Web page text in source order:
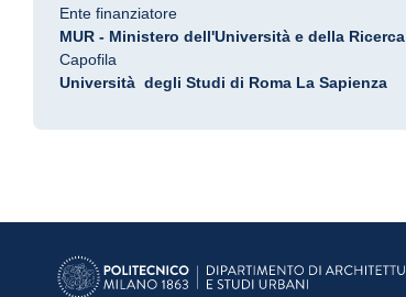
Ente finanziatore
MUR - Ministero dell'Università e della Ricerca
Capofila
Università degli Studi di Roma La Sapienza